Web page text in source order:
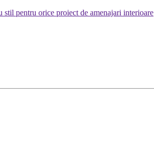
pentru orice proiect de amenajari interioare